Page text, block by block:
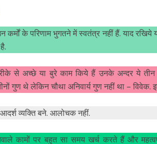
के परिणाम भुगतने में स्वतंत्र नहीं हैं. याद
से अच्छे या बुरे काम किये हैं उनके अन्दर ये तीन
गुण थे लेकिन चौथा अनिवार्य गुण नहीं था – विवेक.
व्यक्ति बने. आलोचक नहीं.
कामों पर बहुत सा समय खर्च करते हैं और